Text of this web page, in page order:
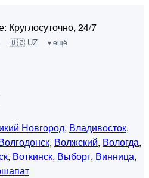
Круглосуточно, 24/7
🇺🇿 UZ ▾ ещё
Новгород, Владивосток,
, Волжский, Вологда,
, Воткинск, Выборг, Винница,